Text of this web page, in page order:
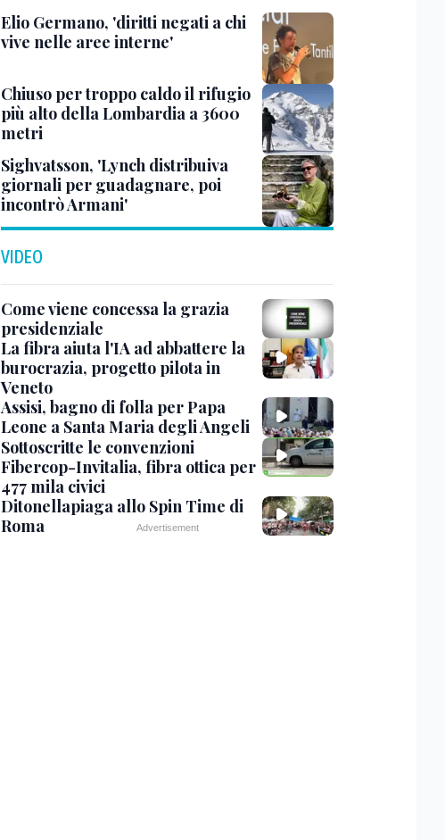
Elio Germano, 'diritti negati a chi
vive nelle aree interne'
Chiuso per troppo caldo il rifugio
più alto della Lombardia a 3600
metri
Sighvatsson, 'Lynch distribuiva
giornali per guadagnare, poi
incontrò Armani'
VIDEO
Come viene concessa la grazia
presidenziale
La fibra aiuta l'IA ad abbattere la
burocrazia, progetto pilota in
Veneto
Assisi, bagno di folla per Papa
Leone a Santa Maria degli Angeli
Sottoscritte le convenzioni
Fibercop-Invitalia, fibra ottica per
477 mila civici
Ditonellapiaga allo Spin Time di
Roma